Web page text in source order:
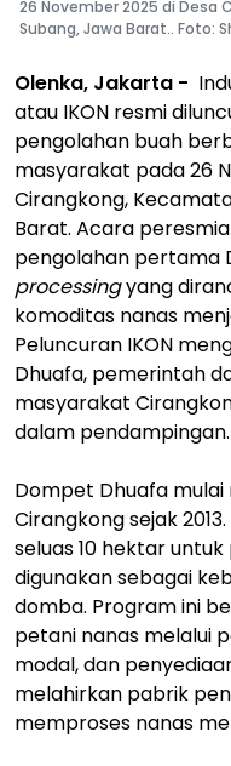
26 November 2025 di Desa
Subang, Jawa Barat.. Foto:
Olenka, Jakarta -
atau IKON resmi
pengolahan buah
masyarakat pada 26
Cirangkong,
Barat. Acara
pengolahan pertama
processingyang
komoditas nanas
Peluncuran IKON
Dhuafa, pemerintah
masyarakat
dalam pendampingan.
Dompet Dhuafa
Cirangkong sejak
seluas 10 hektar
digunakan sebagai
domba. Program ini
petani nanas melalui
modal, dan
melahirkan pabrik
memproses nanas